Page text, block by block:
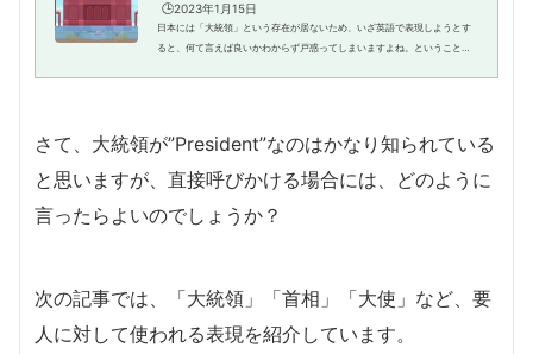
🕒️2023年1月15日
日本には「大統領」という存在が居ないため、いざ英語で表現しようとす
ると、何て言えば良いかわからず戸惑ってしまいますよね。ということ
さて、大統領が”President”なのはかなり知られている
と思いますが、直接呼びかける場合には、どのように
言ったらよいのでしょうか？
次の記事では、「大統領」「首相」「大使」など、要
人に対して使われる表現を紹介しています。